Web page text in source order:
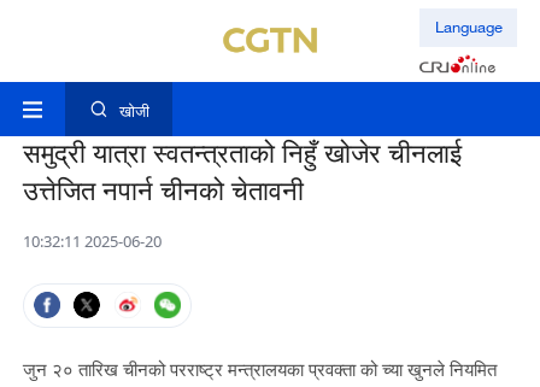
Language
खोजी
समुद्री यात्रा स्वतन्त्रताको निहुँ खोजेर चीनलाई
उत्तेजित नपार्न चीनको चेतावनी
10:32:11 2025-06-20
जुन २० तारिख चीनको परराष्ट्र मन्त्रालयका प्रवक्ता को च्या खुनले नियमित